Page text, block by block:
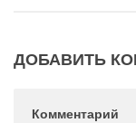
ДОБАВИТЬ
Комментарий